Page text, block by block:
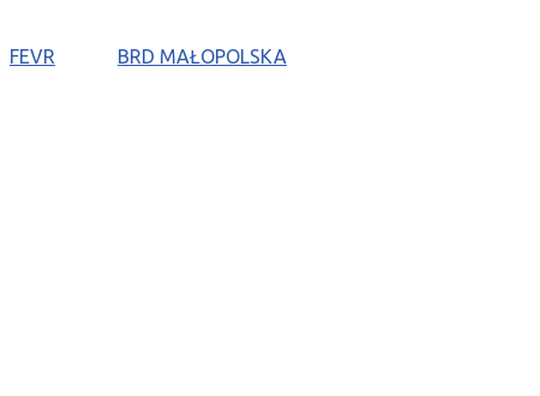
FEVR BRD MAŁOPOLSKA